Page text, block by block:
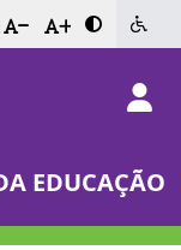
- +
EDUCAÇÃO